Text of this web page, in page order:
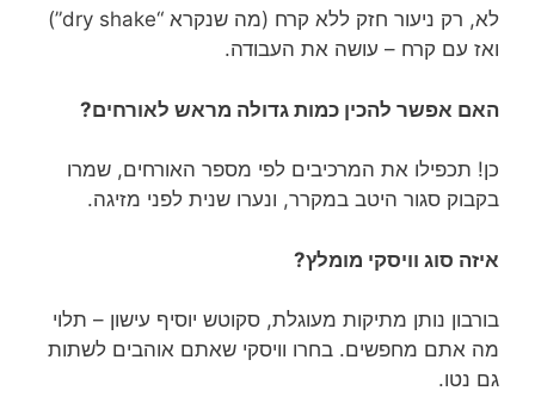
לא, רק ניעור חזק ללא קרח (מה שנקרא “dry shake”)
ואז עם קרח – עושה את העבודה.
האם אפשר להכין כמות גדולה מראש לאורחים?
כן! תכפילו את המרכיבים לפי מספר האורחים, שמרו
בקבוק סגור היטב במקרר, ונערו שנית לפני מזיגה.
איזה סוג וויסקי מומלץ?
בורבון נותן מתיקות מעוגלת, סקוטש יוסיף עישון – תלוי
מה אתם מחפשים. בחרו וויסקי שאתם אוהבים לשתות
גם נטו.